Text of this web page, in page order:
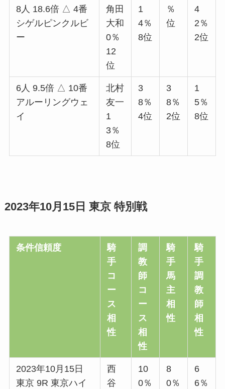
8人 18.6倍 △ 4番
シゲルピンクルビ
ー
角田
大和
0％
12
位
1
4％
8位
％
位
4
2％
2位
6人 9.5倍 △ 10番
アルーリングウェ
イ
北村
友一
1
3％
8位
3
8％
4位
3
8％
2位
1
5％
8位
2023年10月15日 東京 特別戦
条件信頼度
騎
手
コ
ー
ス
相
性
調
教
師
コ
ー
ス
相
性
騎
手
馬
主
相
性
騎
手
調
教
師
相
性
2023年10月15日
東京 9R 東京ハイ
西
谷
10
0％
8
0％
6
6％